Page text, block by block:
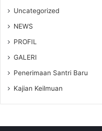
Uncategorized
NEWS
PROFIL
GALERI
Penerimaan Santri Baru
Kajian Keilmuan